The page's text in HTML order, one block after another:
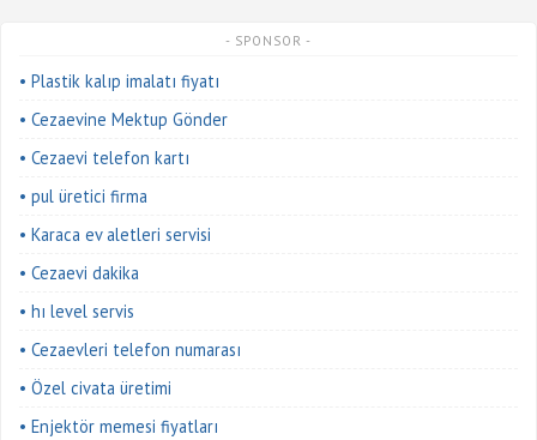
- SPONSOR -
• Plastik kalıp imalatı fiyatı
• Cezaevine Mektup Gönder
• Cezaevi telefon kartı
• pul üretici firma
• Karaca ev aletleri servisi
• Cezaevi dakika
• hı level servis
• Cezaevleri telefon numarası
• Özel civata üretimi
• Enjektör memesi fiyatları